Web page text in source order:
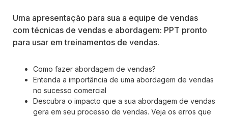
Uma apresentação para sua a equipe de vendas
com técnicas de vendas e abordagem: PPT pronto
para usar em treinamentos de vendas.
Como fazer abordagem de vendas?
Entenda a importância de uma abordagem de vendas
no sucesso comercial
Descubra o impacto que a sua abordagem de vendas
gera em seu processo de vendas. Veja os erros que